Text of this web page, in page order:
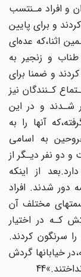
و افراد مـنتسب
و برای پایین
اثنا،که عده‌ای
و زنجیر به
و ضمنا برای
کـنندگان نیز
و در این
آنها را به
به‌ اسامی‌
نفر دیـگر از
از اینکه
شدند. افراد
مختلف آن
در اختیار
سرنگون کردند.
خیابانها گردش